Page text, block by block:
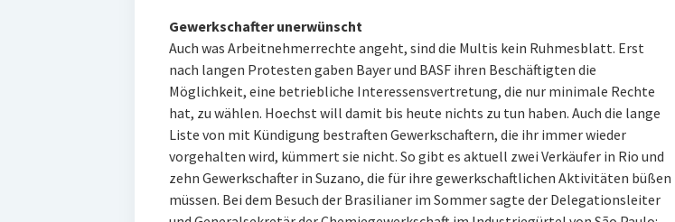
Gewerkschafter unerwünscht
Auch was Arbeitnehmerrechte angeht, sind die Multis kein Ruhmesblatt. Erst
nach langen Protesten gaben Bayer und BASF ihren Beschäftigten die
Möglichkeit, eine betriebliche Interessensvertretung, die nur minimale Rechte
hat, zu wählen. Hoechst will damit bis heute nichts zu tun haben. Auch die lange
Liste von mit Kündigung bestraften Gewerkschaftern, die ihr immer wieder
vorgehalten wird, kümmert sie nicht. So gibt es aktuell zwei Verkäufer in Rio und
zehn Gewerkschafter in Suzano, die für ihre gewerkschaftlichen Aktivitäten büßen
müssen. Bei dem Besuch der Brasilianer im Sommer sagte der Delegationsleiter